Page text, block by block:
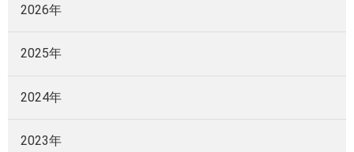
2026年
2025年
2024年
2023年